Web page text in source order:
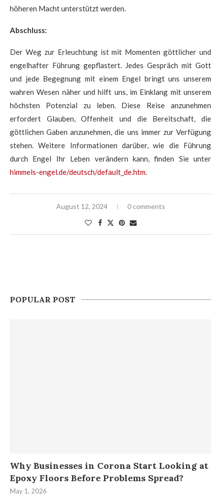
höheren Macht unterstützt werden.
Abschluss:
Der Weg zur Erleuchtung ist mit Momenten göttlicher und
engelhafter Führung gepflastert. Jedes Gespräch mit Gott
und jede Begegnung mit einem Engel bringt uns unserem
wahren Wesen näher und hilft uns, im Einklang mit unserem
höchsten Potenzial zu leben. Diese Reise anzunehmen
erfordert Glauben, Offenheit und die Bereitschaft, die
göttlichen Gaben anzunehmen, die uns immer zur Verfügung
stehen. Weitere Informationen darüber, wie die Führung
durch Engel Ihr Leben verändern kann, finden Sie unter
himmels-engel.de/deutsch/default_de.htm.
August 12, 2024 0 comments
POPULAR POST
Why Businesses in Corona Start Looking at
Epoxy Floors Before Problems Spread?
May 1, 2026